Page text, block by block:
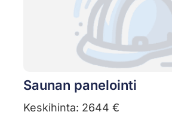
Saunan panelointi
Keskihinta: 2644 €